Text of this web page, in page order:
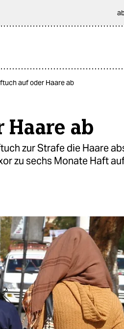
auf oder Haare ab
Haare ab
zur Strafe die Haare
zu sechs Monate Haft